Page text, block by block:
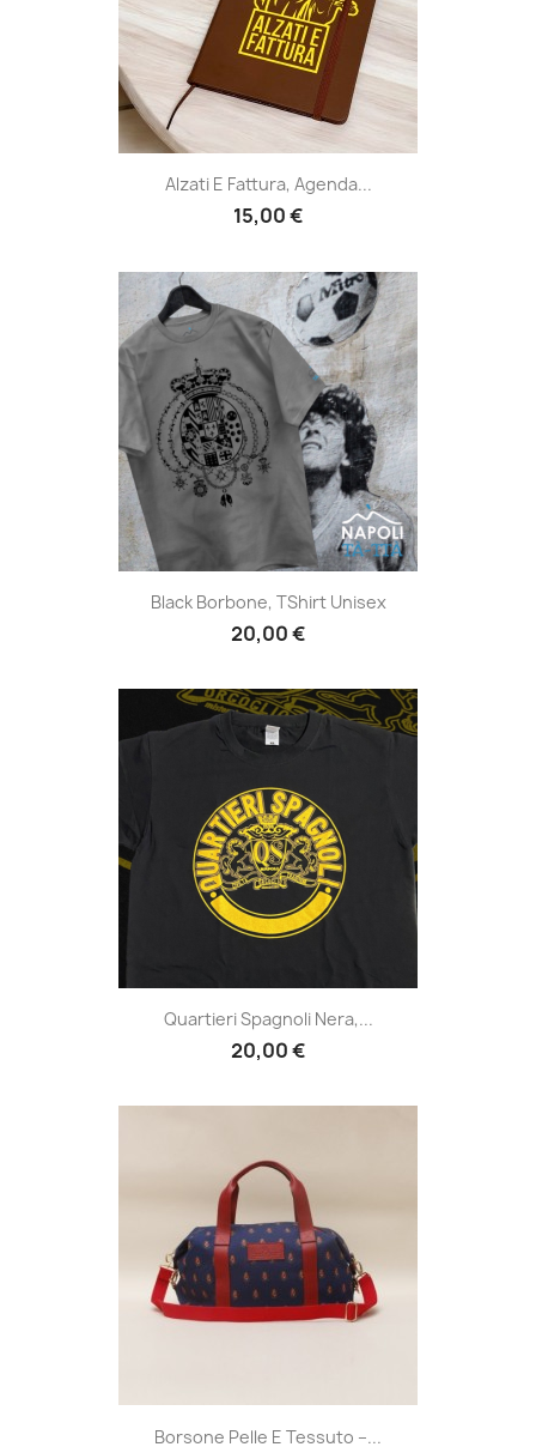
Alzati E Fattura, Agenda...
15,00 €
Black Borbone, TShirt Unisex
20,00 €
Quartieri Spagnoli Nera,...
20,00 €
Borsone Pelle E Tessuto –...